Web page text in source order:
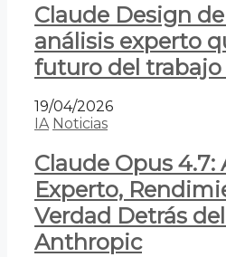
Claude Design
análisis experto
futuro del
19/04/2026
IA Noticias
Claude Opus 4.7:
Experto,
Verdad Detrás
Anthropic